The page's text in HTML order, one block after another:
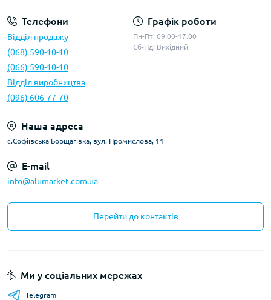
Телефони
Відділ продажу
(068) 590-10-10
(066) 590-10-10
Відділ виробництва
(096) 606-77-70
Графік роботи
Пн-Пт: 09.00-17.00
Сб-Нд: Вихідний
Наша адреса
с.Софіївська Борщагівка, вул. Промислова, 11
E-mail
info@alumarket.com.ua
Перейти до контактів
Ми у соціальних мережах
Telegram